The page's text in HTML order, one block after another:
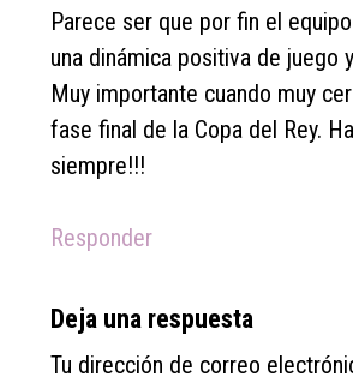
Parece ser que por fin el
una dinámica positiva de juego
Muy importante cuando muy
fase final de la Copa del Rey.
siempre!!!
Responder
Deja una respuesta
Tu dirección de correo